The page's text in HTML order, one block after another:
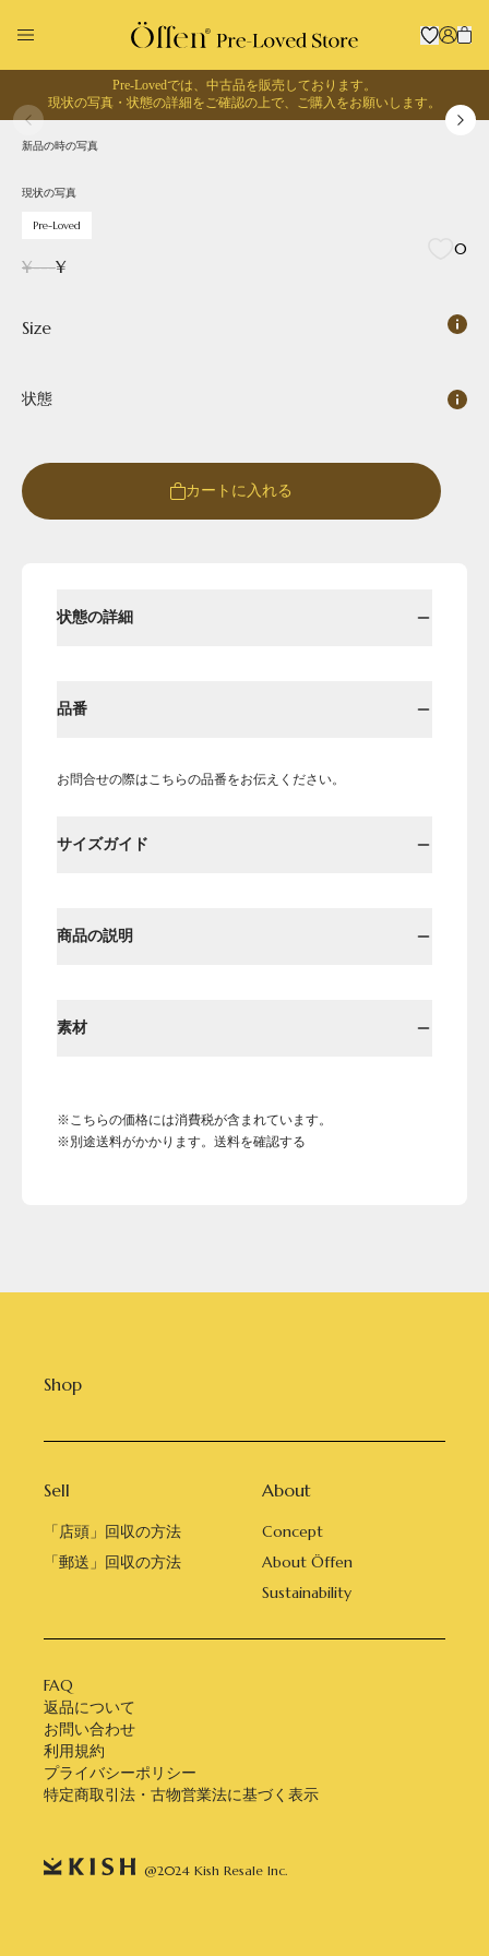
Round Round-hi
Pre-Lovedでは、中古品を販売しております。
現状の写真・状態の詳細をご確認の上で、 ご購入をお願いします。
現状の写真
新品の時の写真
現状の写真
Pre-Loved
0
¥---¥
Size
状態
カートに入れる
状態の詳細
品番
お問合せの際はこちらの品番をお伝えください。
サイズガイド
商品の説明
素材
※こちらの価格には消費税が含まれています。
※別途送料がかかります。送料を確認する
Shop
Sell
「店頭」回収の方法
「郵送」回収の方法
About
Concept
About Öffen
Sustainability
FAQ
返品について
お問い合わせ
利用規約
プライバシーポリシー
特定商取引法・古物営業法に基づく表示
@2024 Kish Resale Inc.